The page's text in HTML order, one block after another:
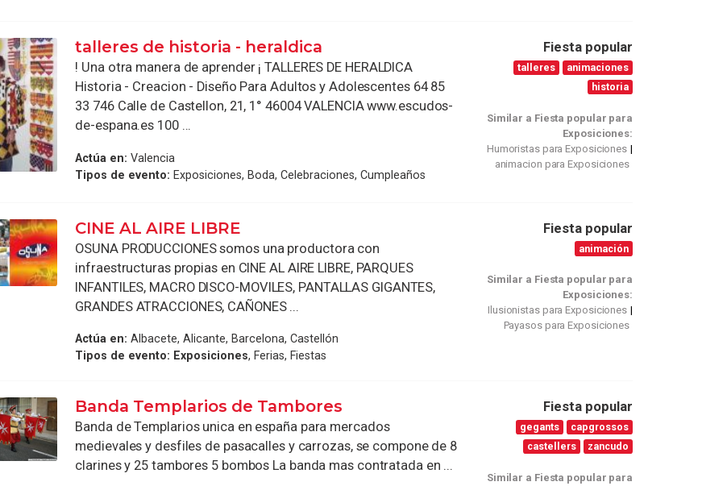
talleres de historia - heraldica
! Una otra manera de aprender ¡ TALLERES DE HERALDICA
Historia - Creacion - Diseño Para Adultos y Adolescentes 64 85
33 746 Calle de Castellon, 21, 1° 46004 VALENCIA www.escudos-
de-espana.es 100 ...
Actúa en: Valencia
Tipos de evento: Exposiciones, Boda, Celebraciones, Cumpleaños
Fiesta popular
talleres
animaciones
historia
Similar a Fiesta popular para
Exposiciones:
Humoristas para Exposiciones
animacion para Exposiciones
CINE AL AIRE LIBRE
OSUNA PRODUCCIONES somos una productora con
infraestructuras propias en CINE AL AIRE LIBRE, PARQUES
INFANTILES, MACRO DISCO-MOVILES, PANTALLAS GIGANTES,
GRANDES ATRACCIONES, CAÑONES ...
Actúa en: Albacete, Alicante, Barcelona, Castellón
Tipos de evento: Exposiciones, Ferias, Fiestas
Fiesta popular
animación
Similar a Fiesta popular para
Exposiciones:
Ilusionistas para Exposiciones
Payasos para Exposiciones
Banda Templarios de Tambores
Banda de Templarios unica en españa para mercados
medievales y desfiles de pasacalles y carrozas, se compone de 8
clarines y 25 tambores 5 bombos La banda mas contratada en ...
Fiesta popular
gegants
capgrossos
castellers
zancudo
Similar a Fiesta popular para